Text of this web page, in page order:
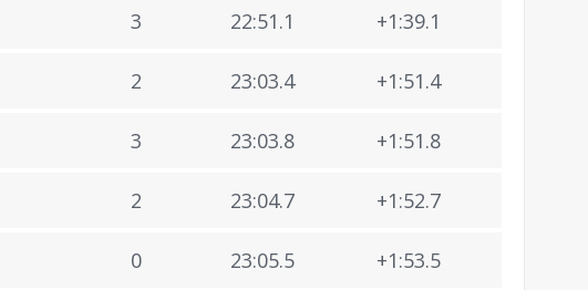
3 22:51.1 +1:39.1
2 23:03.4 +1:51.4
3 23:03.8 +1:51.8
2 23:04.7 +1:52.7
0 23:05.5 +1:53.5